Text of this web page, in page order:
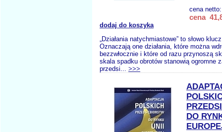
cena
cena
dodaj do koszyka
„Działania natychmiastowe” to słowo
Oznaczają one działania, które można
bezzwłocznie i które od razu przynoszą
skala spadku obrotów stanowią ogromne
przedsi... >>>
DO